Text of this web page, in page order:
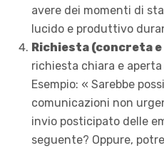
avere dei momenti di
lucido e produttivo
Richiesta (concreta
richiesta chiara e
Esempio: « Sarebbe
comunicazioni non
invio posticipato delle
seguente? Oppure,